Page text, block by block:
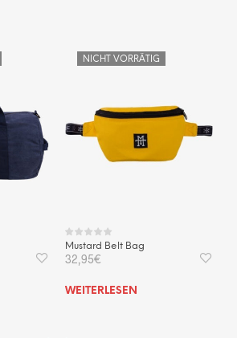
NICHT VORRÄTIG
Mustard Belt Bag
32,95€
WEITERLESEN